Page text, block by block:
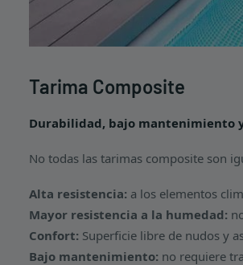
Tarima Composite
Durabilidad, bajo mantenimiento
No todas las tarimas composite son
Alta resistencia: a los elementos
Mayor resistencia a la humedad:
Confort: Superficie libre de nudos y
Bajo mantenimiento: no requiere